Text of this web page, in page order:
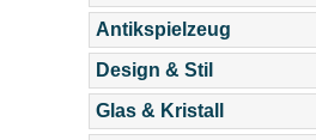
Antikspielzeug
Design & Stil
Glas & Kristall